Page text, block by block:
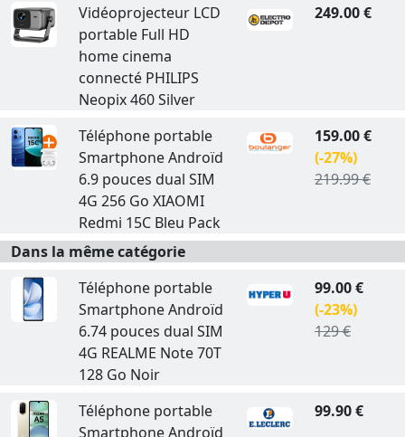
Vidéoprojecteur LCD
portable Full HD
home cinema
connecté PHILIPS
Neopix 460 Silver
249.00 €
Téléphone portable
Smartphone Androïd
6.9 pouces dual SIM
4G 256 Go XIAOMI
Redmi 15C Bleu Pack
159.00 €
(-27%)
219.99 €
Dans la même catégorie
Téléphone portable
Smartphone Androïd
6.74 pouces dual SIM
4G REALME Note 70T
128 Go Noir
99.00 €
(-23%)
129 €
Téléphone portable
Smartphone Androïd
99.90 €